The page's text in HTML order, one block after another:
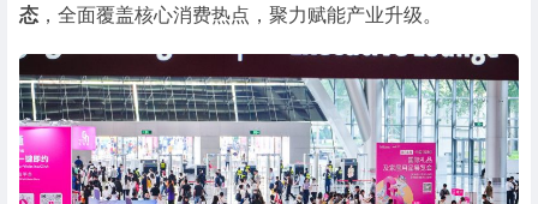
态 ，全面覆盖核心消费热点，聚力赋能产业升级。